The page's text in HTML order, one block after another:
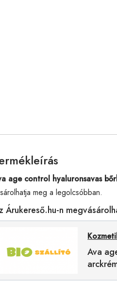
age control hyaluronsavas
meg a legolcsóbban.
Árukereső.hu-n
Ava